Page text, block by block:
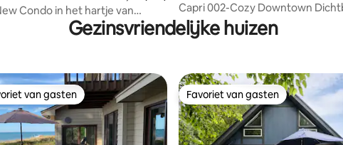
Condo in het hartje van
ty
Capri 002-Cozy Downtown
Condo
Gezinsvriendelijke huizen
van gasten
van gasten Favoriet van gasten
Favoriet van gasten